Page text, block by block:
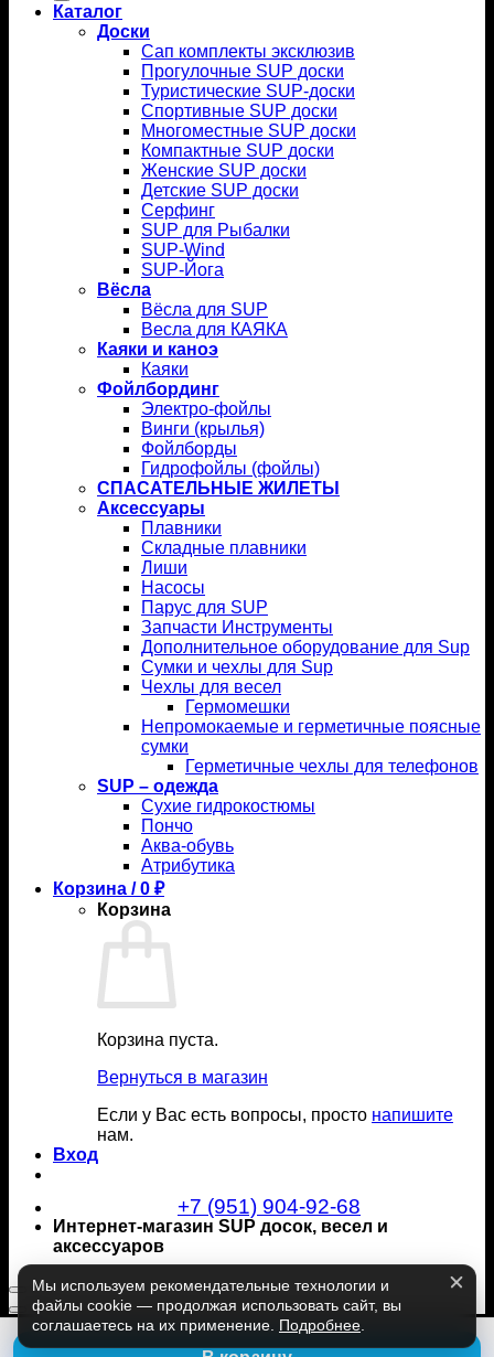
Каталог
Доски
Сап комплекты эксклюзив
Прогулочные SUP доски
Туристические SUP-доски
Спортивные SUP доски
Многоместные SUP доски
Компактные SUP доски
Женские SUP доски
Детские SUP доски
Серфинг
SUP для Рыбалки
SUP-Wind
SUP-Йога
Вёсла
Вёсла для SUP
Весла для КАЯКА
Каяки и каноэ
Каяки
Фойлбординг
Электро-фойлы
Винги (крылья)
Фойлборды
Гидрофойлы (фойлы)
СПАСАТЕЛЬНЫЕ ЖИЛЕТЫ
Аксессуары
Плавники
Складные плавники
Лиши
Насосы
Парус для SUP
Запчасти Инструменты
Дополнительное оборудование для Sup
Сумки и чехлы для Sup
Чехлы для весел
Гермомешки
Непромокаемые и герметичные поясные
сумки
Герметичные чехлы для телефонов
SUP – одежда
Сухие гидрокостюмы
Пончо
Аква-обувь
Атрибутика
Корзина /0 ₽
Корзина
Корзина пуста.
Вернуться в магазин
Если у Вас есть вопросы, просто напишите
нам.
Вход
+7 (951) 904-92-68
Интернет-магазин SUP досок, весел и
аксессуаров
Мы используем рекомендательные технологии и
файлы cookie — продолжая использовать сайт, вы
соглашаетесь на их применение. Подробнее.